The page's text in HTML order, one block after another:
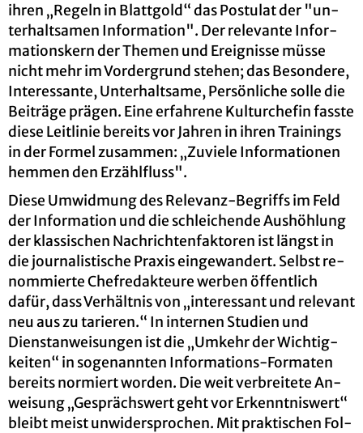
ihren „Re­geln in Blatt­gold“ das Pos­tu­lat der "un­
ter­halt­sa­men In­for­ma­ti­on". Der re­le­van­te In­for­
ma­ti­ons­kern der The­men und Er­eig­nis­se müsse
nicht mehr im Vor­der­grund ste­hen; das Be­son­de­re,
In­ter­es­san­te, Un­ter­halt­sa­me, Per­sön­li­che solle die
Bei­trä­ge prä­gen. Eine er­fah­re­ne Kul­tur­che­fin fass­te
diese Leit­li­nie be­reits vor Jah­ren in ihren Trai­nings
in der For­mel zu­sam­men: „Zu­vie­le In­for­ma­tio­nen
hem­men den Er­zähl­fluss".
Diese Um­wid­mung des Re­le­vanz-Be­griffs im Feld
der In­for­ma­ti­on und die schlei­chen­de Aus­höh­lung
der klas­si­schen Nach­rich­ten­fak­to­ren ist längst in
die jour­na­lis­ti­sche Pra­xis ein­ge­wan­dert. Selbst re­
nom­mier­te Chef­re­dak­teu­re wer­ben öf­fent­lich
dafür, dass Ver­hält­nis von „in­ter­es­sant und re­le­vant
neu aus zu ta­rie­ren.“ In in­ter­nen Stu­di­en und
Dienst­an­wei­sun­gen ist die „Um­kehr der Wich­tig­
kei­ten“ in so­ge­nann­ten In­for­ma­ti­ons-For­ma­ten
be­reits nor­miert wor­den. Die weit ver­brei­te­te An­
wei­sung „Ge­sprächs­wert geht vor Er­kennt­nis­wert“
bleibt meist un­wi­der­spro­chen. Mit prak­ti­schen Fol­